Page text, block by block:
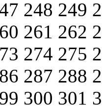
248 249
261 262
274 275
287 288
300 301